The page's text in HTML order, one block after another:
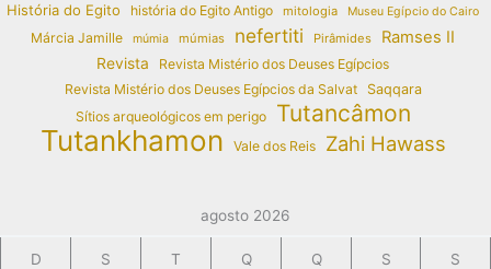
História do Egito
história do Egito Antigo mitologia Museu Egípcio do Cairo
Márcia Jamille múmia múmias nefertiti Pirâmides Ramses II
Revista
Revista Mistério dos Deuses Egípcios
Revista Mistério dos Deuses Egípcios da Salvat
Saqqara
Sítios arqueológicos em perigo
Tutancâmon
Tutankhamon Vale dos Reis Zahi Hawass
agosto 2026
D S T Q Q S S